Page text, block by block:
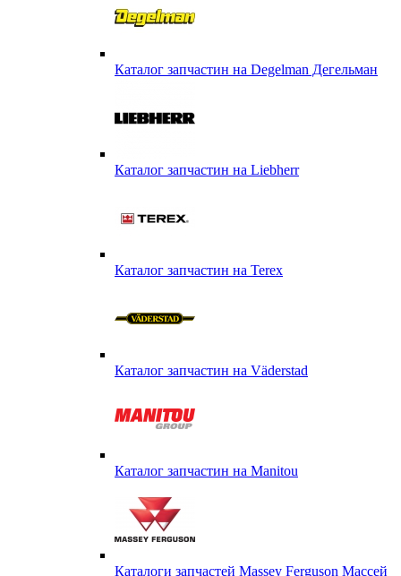
Каталог запчастин на Degelman Дегельман
Каталог запчастин на Liebherr
Каталог запчастин на Terex
Каталог запчастин на Väderstad
Каталог запчастин на Маnitou
Каталоги запчастей Massey Ferguson Массей